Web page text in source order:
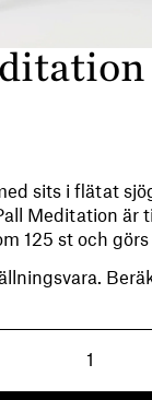
sits i flätat
Meditation är
125 st och görs
Pall